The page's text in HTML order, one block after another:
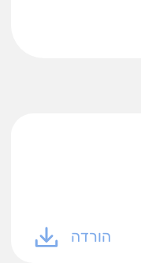
הורדה